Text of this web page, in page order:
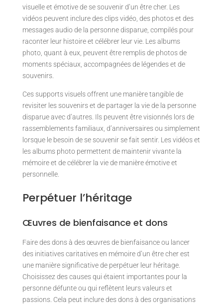
visuelle et émotive de se souvenir d’un être cher. Les
vidéos peuvent inclure des clips vidéo, des photos et des
messages audio de la personne disparue, compilés pour
raconter leur histoire et célébrer leur vie. Les albums
photo, quant à eux, peuvent être remplis de photos de
moments spéciaux, accompagnées de légendes et de
souvenirs.
Ces supports visuels offrent une manière tangible de
revisiter les souvenirs et de partager la vie de la personne
disparue avec d’autres. Ils peuvent être visionnés lors de
rassemblements familiaux, d’anniversaires ou simplement
lorsque le besoin de se souvenir se fait sentir. Les vidéos et
les albums photo permettent de maintenir vivante la
mémoire et de célébrer la vie de manière émotive et
personnelle.
Perpétuer l’héritage
Œuvres de bienfaisance et dons
Faire des dons à des œuvres de bienfaisance ou lancer
des initiatives caritatives en mémoire d’un être cher est
une manière significative de perpétuer leur héritage.
Choisissez des causes qui étaient importantes pour la
personne défunte ou qui reflètent leurs valeurs et
passions. Cela peut inclure des dons à des organisations